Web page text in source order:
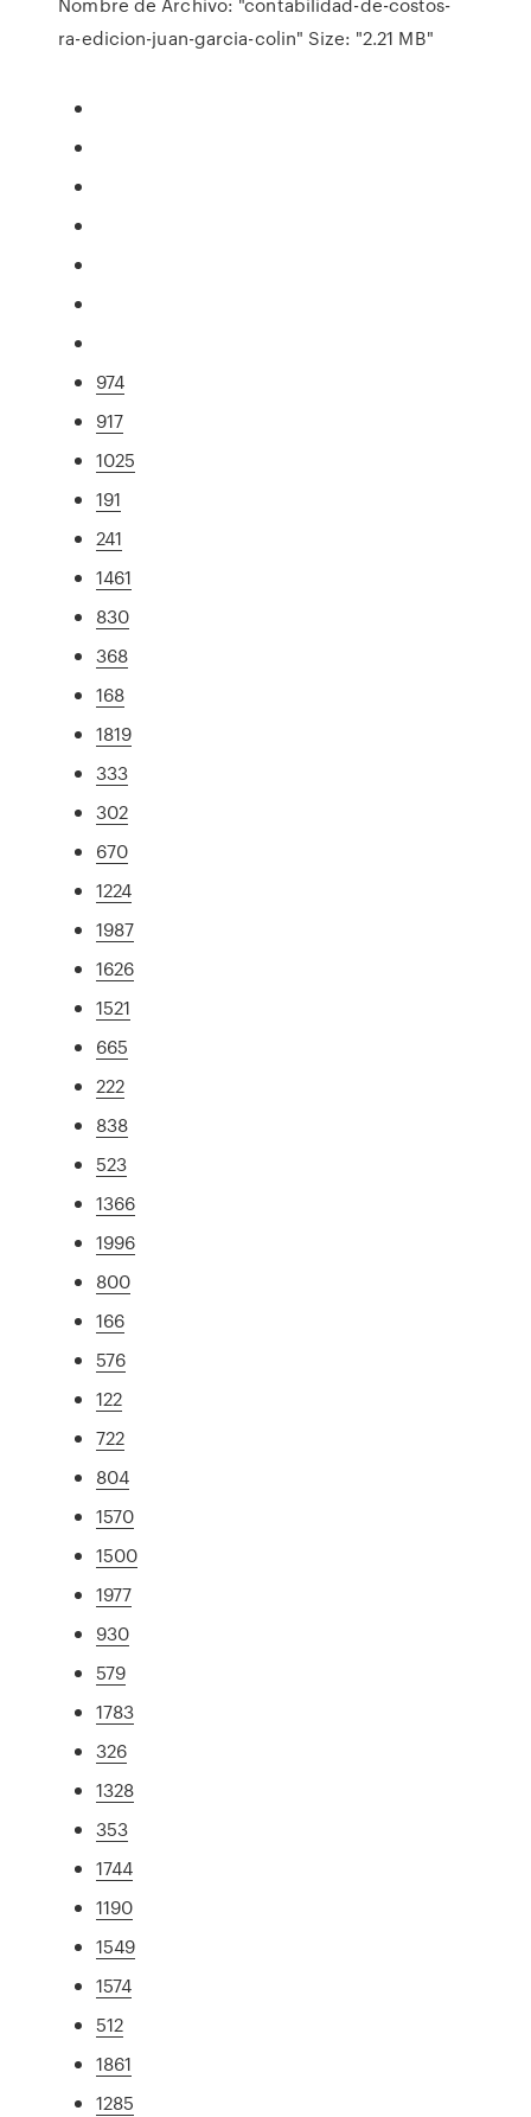
ra-edicion-juan-garcia-colin" Size: "2.21 MB"
974
917
1025
191
241
1461
830
368
168
1819
333
302
670
1224
1987
1626
1521
665
222
838
523
1366
1996
800
166
576
122
722
804
1570
1500
1977
930
579
1783
326
1328
353
1744
1190
1549
1574
512
1861
1285